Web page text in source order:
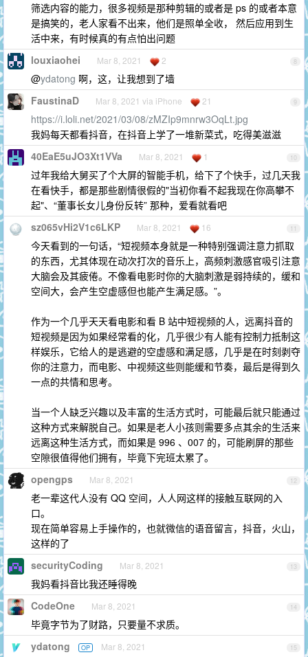
筛选内容的能力，很多视频是那种剪辑的或者是 ps 的或者本意
是搞笑的，老人家看不出来，他们是照单全收， 然后应用到生
活中来，有时候真的有点怕出问题
8
louxiaohei Mar 8, 2021 2
@ydatong 啊，这，让我想到了墙
9
FaustinaD Mar 8, 2021 via iPhone 21
https://i.loli.net/2021/03/08/zMZIp9mnrw3OqLt.jpg
我妈每天都看抖音，在抖音上学了一堆新菜式，吃得美滋滋
10
40EaE5uJO3Xt1VVa Mar 8, 2021 1
过年我给大舅买了个大屏的智能手机，给下了个快手，过几天我
在看快手，都是那些剧情很假的"当初你看不起我现在你高攀不
起"、“董事长女儿身份反转” 那种，爱看就看吧
11
sz065vHi2V1c6LKP Mar 8, 2021 16
今天看到的一句话，“短视频本身就是一种特别强调注意力抓取
的东西，尤其体现在动次打次的音乐上，高频刺激感官吸引注意
大脑会及其疲倦。不像看电影时你的大脑刺激是弱持续的，缓和
空间大，会产生空虚感但也能产生满足感。”。
作为一个几乎天天看电影和看 B 站中短视频的人，远离抖音的
短视频是因为如果经常看的化，几乎很少有人能有控制力抵制这
样娱乐，它给人的是逃避的空虚感和满足感，几乎是在时刻剥夺
你的注意力，而电影、中视频这些则能缓和节奏，最后是得到久
一点的共情和思考。
当一个人缺乏兴趣以及丰富的生活方式时，可能最后就只能通过
这种方式来解脱自己。如果是老人小孩则需要多点其余的生活来
远离这种生活方式，而如果是 996 、007 的，可能刷屏的那些
空隙很值得他们拥有，毕竟下完班太累了。
12
opengps Mar 8, 2021
老一辈这代人没有 QQ 空间，人人网这样的接触互联网的入
口。
现在简单容易上手操作的，也就微信的语音留言，抖音，火山，
这样的了
13
securityCoding Mar 8, 2021
我妈看抖音比我还睡得晚
14
CodeOne Mar 8, 2021
毕竟字节为了财路，只要量不求质。
15
ydatong OP Mar 8, 2021